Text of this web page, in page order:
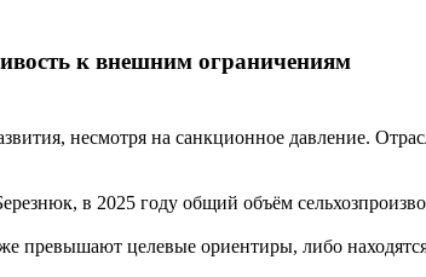
к внешним ограничениям
несмотря на санкционное давление.
в 2025 году общий объём
превышают целевые ориентиры, либо